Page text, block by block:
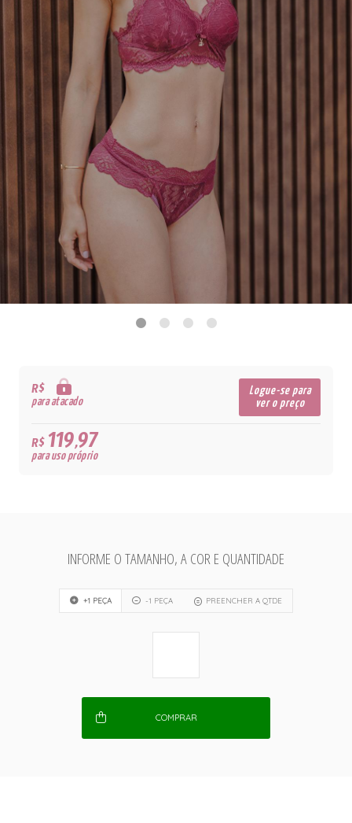
R$
para atacado
Logue-se para
ver o preço
R$119,97
para uso próprio
INFORME O TAMANHO, A COR E QUANTIDADE
+1 PEÇA -1 PEÇA PREENCHER A QTDE
COMPRAR